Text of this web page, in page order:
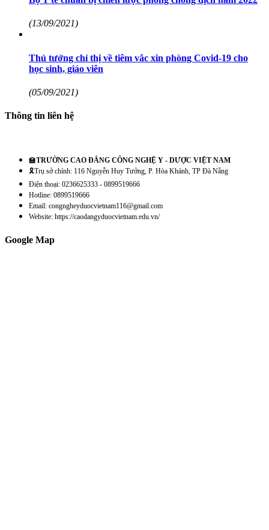
(13/09/2021)
Thủ tướng chỉ thị về tiêm vắc xin phòng Covid-19 cho
học sinh, giáo viên
(05/09/2021)
Thông tin liên hệ
🏫TRƯỜNG CAO ĐẲNG CÔNG NGHỆ Y - DƯỢC VIỆT NAM
🎗️Trụ sở chính: 116 Nguyễn Huy Tưởng, P. Hòa Khánh, TP Đà Nẵng
Điện thoại: 0236625333 - 0899519666
Hotline: 0899519666
Email: congngheyduocvietnam116@gmail.com
Website: https://caodangyduocvietnam.edu.vn/
Google Map